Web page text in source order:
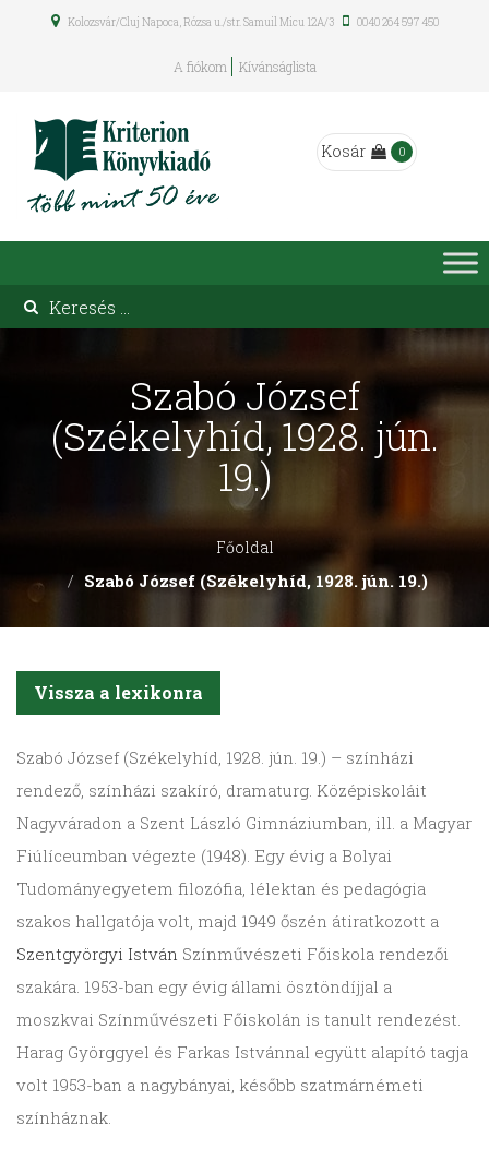
Kolozsvár/Cluj Napoca, Rózsa u./str. Samuil Micu 12A/3 0040 264 597 450
A fiókom Kívánságlista
Kosár 0
Szabó József
(Székelyhíd, 1928. jún.
19.)
Főoldal
Szabó József (Székelyhíd, 1928. jún. 19.)
Vissza a lexikonra
Szabó József (Székelyhíd, 1928. jún. 19.) – színházi
rendező, színházi szakíró, dramaturg. Középiskoláit
Nagyváradon a Szent László Gimnáziumban, ill. a Magyar
Fiúlíceumban végezte (1948). Egy évig a Bolyai
Tudományegyetem filozófia, lélektan és pedagógia
szakos hallgatója volt, majd 1949 őszén átiratkozott a
Szentgyörgyi István Színművészeti Főiskola rendezői
szakára. 1953-ban egy évig állami ösztöndíjjal a
moszkvai Színművészeti Főiskolán is tanult rendezést.
Harag Györggyel és Farkas Istvánnal együtt alapító tagja
volt 1953-ban a nagybányai, később szatmárnémeti
színháznak.